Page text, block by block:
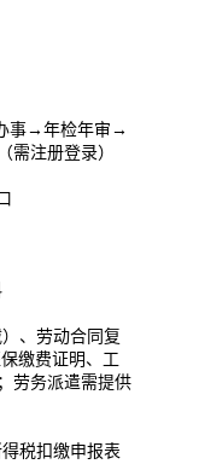
事→年检年审→
需注册登录）
、劳动合同复
缴费证明、工
劳务派遣需提供
税扣缴申报表